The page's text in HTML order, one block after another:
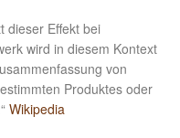
dieser Effekt bei
wird in diesem Kontext
von
Produktes oder
Wikipedia